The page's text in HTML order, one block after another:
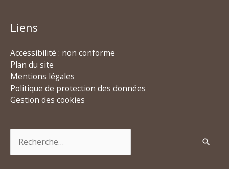
Liens
Accessibilité : non conforme
Plan du site
Mentions légales
Politique de protection des données
Gestion des cookies